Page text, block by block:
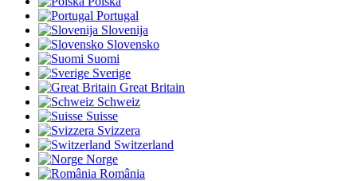
Portugal
Slovenija
Slovensko
Suomi
Sverige
Great Britain
Schweiz
Suisse
Svizzera
Switzerland
Norge
România